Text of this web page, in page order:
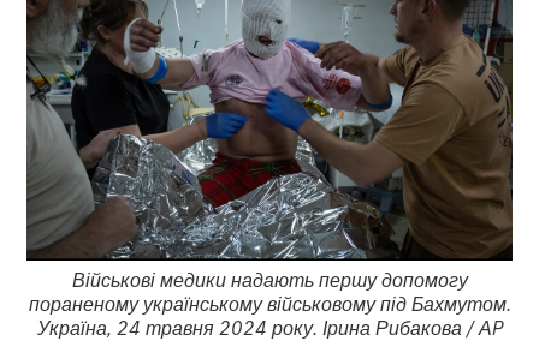
Військові медики надають першу допомогу
пораненому українському військовому під Бахмутом.
Україна, 24 травня 2024 року. Ірина Рибакова / АP